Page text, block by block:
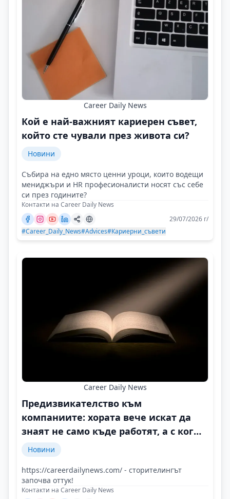
Career Daily News
Кой е най-важният кариерен съвет,
който сте чували през живота си?
Новини
Събира на едно място ценни уроци, които водещи
мениджъри и HR професионалисти носят със себе
си през годините?
Контакти на Career Daily News
29/07/2026 г/
#Career_Daily_News#Advices#Кариерни_съвети
Career Daily News
Предизвикателство към
компаниите: хората вече искат да
знаят не само къде работят, а с кого
и защо
Новини
https://careerdailynews.com/ - сторителингът
започва оттук!
Контакти на Career Daily News